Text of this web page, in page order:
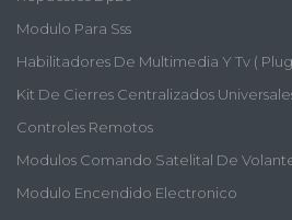
Modulo Para Sss
Habilitadores De Multimedia Y Tv (
Kit De Cierres Centralizados
Controles Remotos
Modulos Comando Satelital De
Modulo Encendido Electronico